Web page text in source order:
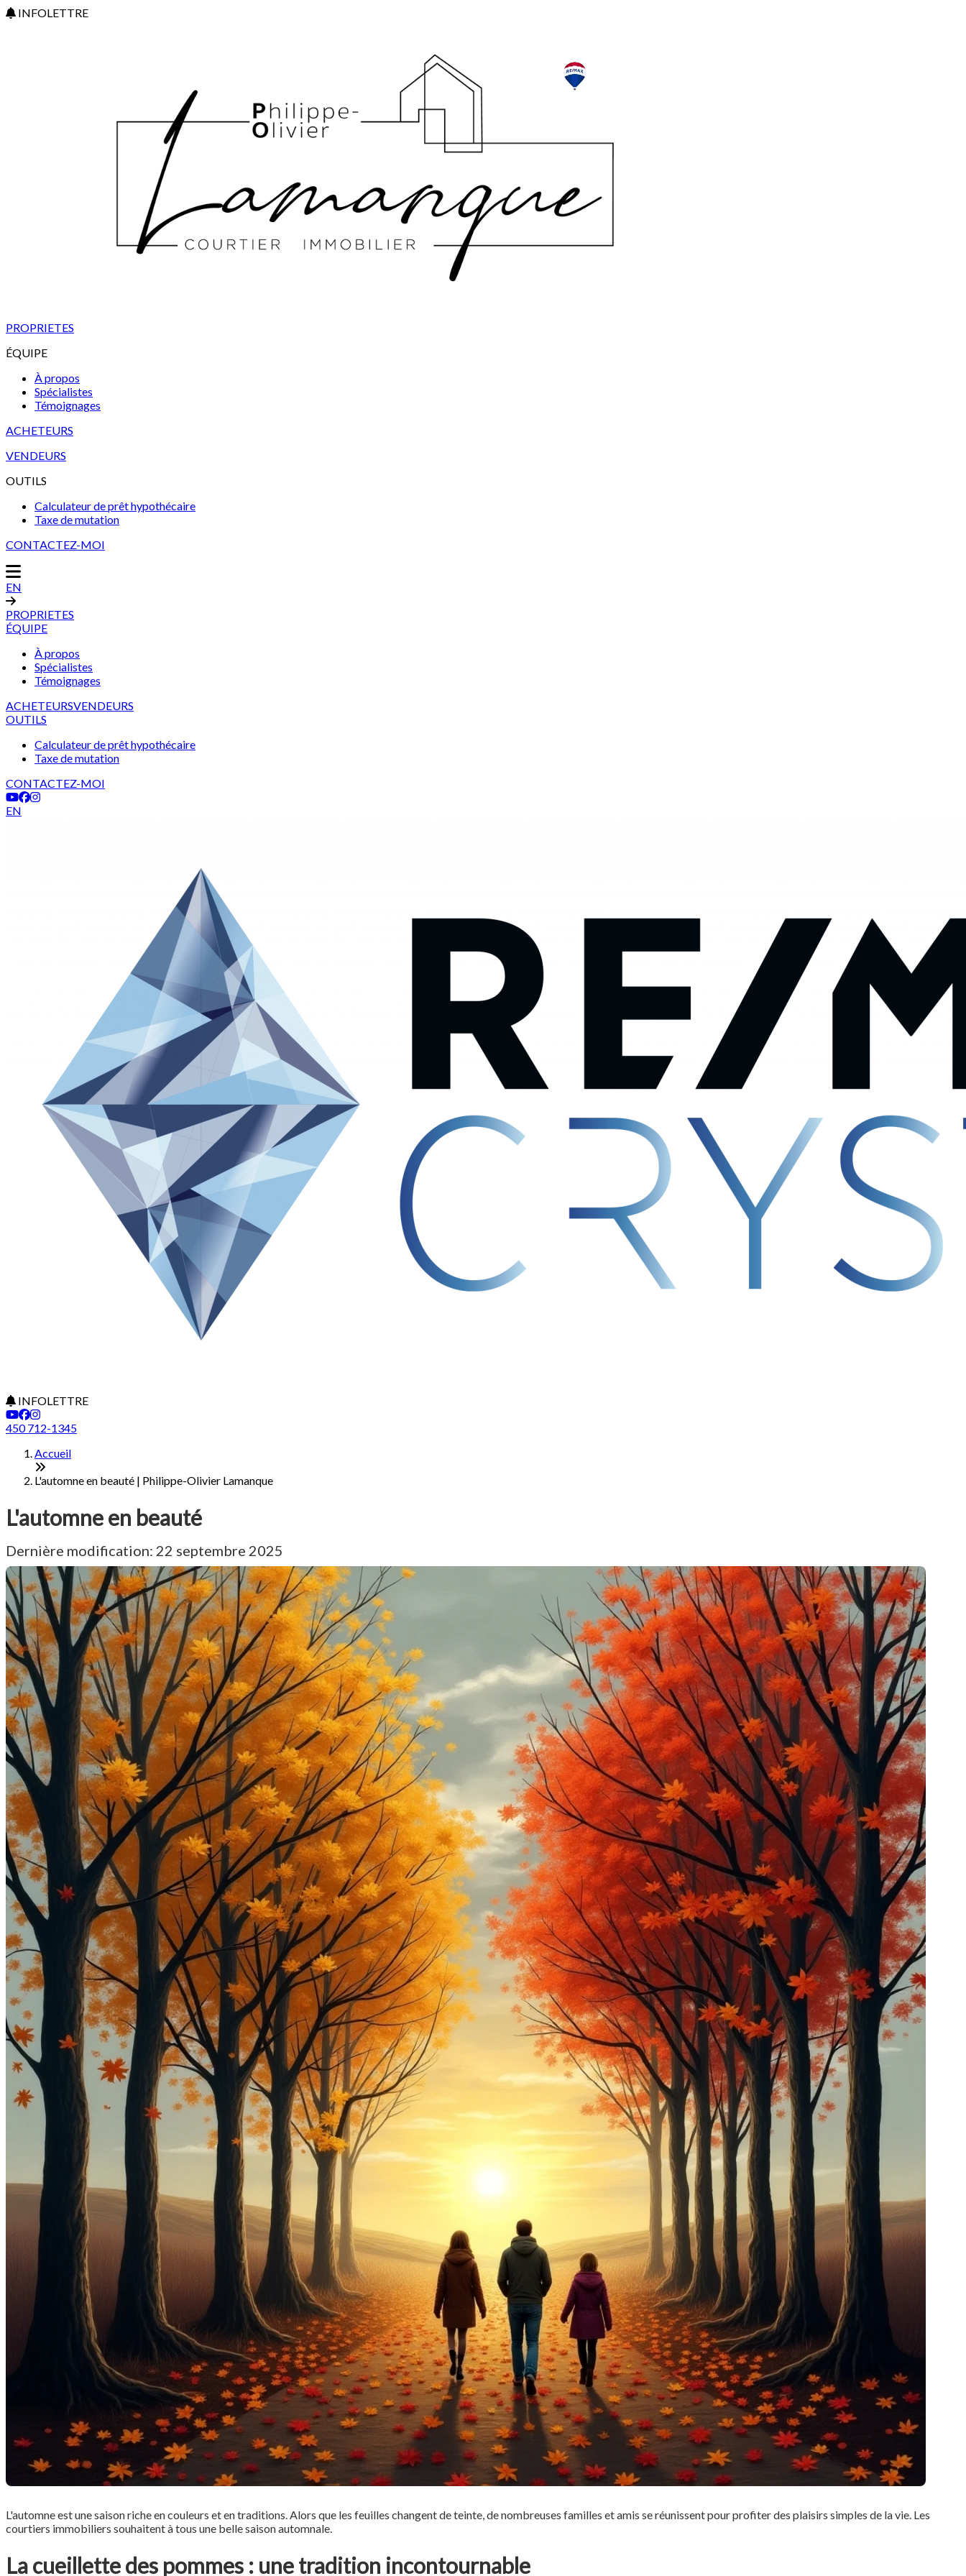
INFOLETTRE
PROPRIETES
ÉQUIPE
À propos
Spécialistes
Témoignages
ACHETEURS
VENDEURS
OUTILS
Calculateur de prêt hypothécaire
Taxe de mutation
CONTACTEZ-MOI
EN
PROPRIETES
ÉQUIPE
À propos
Spécialistes
Témoignages
ACHETEURSVENDEURS
OUTILS
Calculateur de prêt hypothécaire
Taxe de mutation
CONTACTEZ-MOI
EN
INFOLETTRE
450 712-1345
Accueil
L'automne en beauté | Philippe-Olivier Lamanque
L'automne en beauté
Dernière modification: 22 septembre 2025
L'automne est une saison riche en couleurs et en traditions. Alors que les feuilles changent de teinte, de nombreuses familles et amis se réunissent pour profiter des plaisirs simples de la vie. Les
courtiers immobiliers souhaitent à tous une belle saison automnale.
La cueillette des pommes : une tradition incontournable